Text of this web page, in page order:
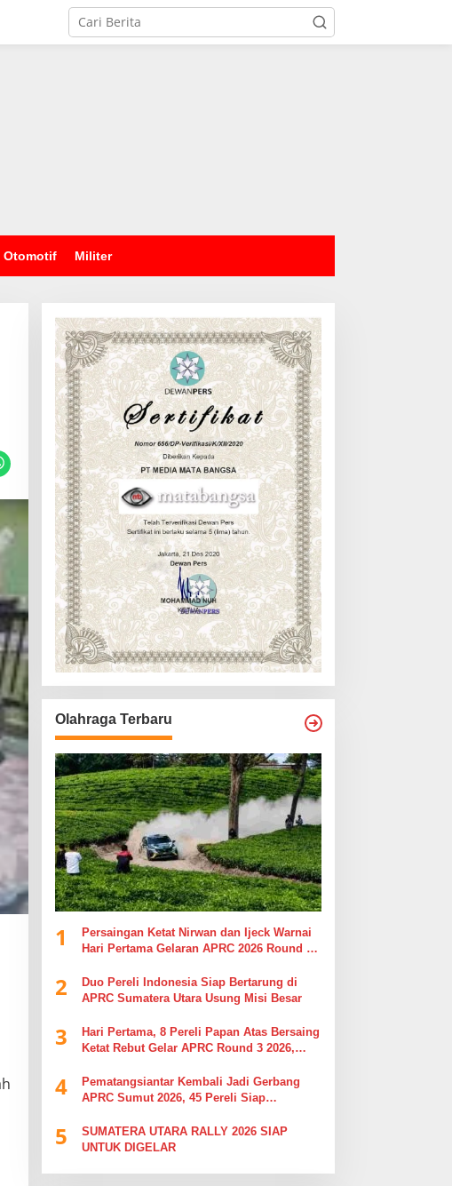
Otomotif Militer
Olahraga Terbaru
1
Persaingan Ketat Nirwan dan Ijeck Warnai
Hari Pertama Gelaran APRC 2026 Round 3
2
Duo Pereli Indonesia Siap Bertarung di
APRC Sumatera Utara Usung Misi Besar
3
Hari Pertama, 8 Pereli Papan Atas Bersaing
Ketat Rebut Gelar APRC Round 3 2026,
4
Pematangsiantar Kembali Jadi Gerbang
APRC Sumut 2026, 45 Pereli Siap
Kabupaten Simalungun
5
SUMATERA UTARA RALLY 2026 SIAP
UNTUK DIGELAR